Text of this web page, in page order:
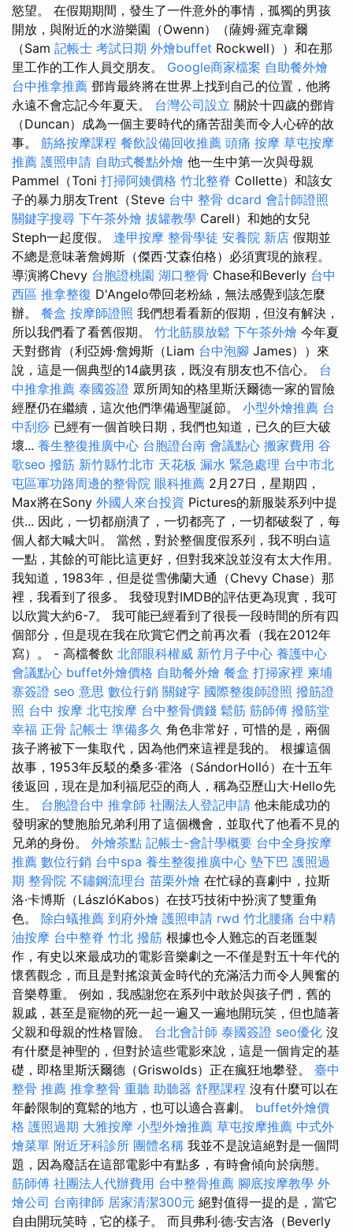
慾望。 在假期期間，發生了一件意外的事情，孤獨的男孩
開放，與附近的水游樂園（Owenn）（薩姆·羅克韋爾
（Sam 記帳士 考試日期 外燴buffet Rockwell））和在那
里工作的工作人員交朋友。 Google商家檔案 自助餐外燴
台中推拿推薦 鄧肯最終將在世界上找到自己的位置，他將
永遠不會忘記今年夏天。 台灣公司設立 關於十四歲的鄧肯
（Duncan）成為一個主要時代的痛苦甜美而令人心碎的故
事。 筋絡按摩課程 餐飲設備回收推薦 頭痛 按摩 草屯按摩
推薦 護照申請 自助式餐點外燴 他一生中第一次與母親
Pammel（Toni 打掃阿姨價格 竹北整脊 Collette）和該女
子的暴力朋友Trent（Steve 台中 整骨 dcard 會計師證照
關鍵字搜尋 下午茶外燴 拔罐教學 Carell）和她的女兒
Steph一起度假。 逢甲按摩 整骨學徒 安養院 新店 假期並
不總是意味著詹姆斯（傑西·艾森伯格）必須實現的旅程。
導演將Chevy 台胞證桃園 湖口整骨 Chase和Beverly 台中
西區 推拿整復 D'Angelo帶回老粉絲，無法感覺到該怎麼
辦。 餐盒 按摩師證照 我們想看看新的假期，但沒有解決，
所以我們看了看舊假期。 竹北筋膜放鬆 下午茶外燴 今年夏
天對鄧肯（利亞姆·詹姆斯（Liam 台中泡腳 James））來
說，這是一個典型的14歲男孩，既沒有朋友也不信心。 台
中推拿推薦 泰國簽證 眾所周知的格里斯沃爾德一家的冒險
經歷仍在繼續，這次他們準備過聖誕節。 小型外燴推薦 台
中刮痧 已經有一個首映日期，我們也知道，已久的巨大破
壞... 養生整復推廣中心 台胞證台南 會議點心 搬家費用 谷
歌seo 撥筋 新竹縣竹北市 天花板 漏水 緊急處理 台中市北
屯區軍功路周邊的整骨院 眼科推薦 2月27日，星期四，
Max將在Sony 外國人來台投資 Pictures的新服裝系列中提
供... 因此，一切都崩潰了，一切都亮了，一切都破裂了，每
個人都大喊大叫。 當然，對於整個度假系列，我不明白這
一點，其餘的可能比這更好，但對我來說並沒有太大作用。
我知道，1983年，但是從雪佛蘭大通（Chevy Chase）那
裡，我看到了很多。 我發現對IMDB的評估更為現實，我可
以欣賞大約6-7。 我可能已經看到了很長一段時間的所有四
個部分，但是現在我在欣賞它們之前再次看（我在2012年
寫）。 - 高檔餐飲 北部眼科權威 新竹月子中心 養護中心
會議點心 buffet外燴價格 自助餐外燴 餐盒 打掃家裡 柬埔
寨簽證 seo 意思 數位行銷 關鍵字 國際整復師證照 撥筋證
照 台中 按摩 北屯按摩 台中整骨價錢 鬆筋 筋師傅 撥筋堂
幸福 正骨 記帳士 準備多久 角色非常好，可惜的是，兩個
孩子將被下一集取代，因為他們來這裡是我的。 根據這個
故事，1953年反駁的桑多·霍洛（SándorHolló）在十五年
後返回，現在是加利福尼亞的商人，稱為亞歷山大·Hello先
生。 台胞證台中 推拿師 社團法人登記申請 他未能成功的
發明家的雙胞胎兄弟利用了這個機會，並取代了他看不見的
兄弟的身份。 外燴茶點 記帳士-會計學概要 台中全身按摩
推薦 數位行銷 台中spa 養生整復推廣中心 墊下巴 護照過
期 整骨院 不鏽鋼流理台 苗栗外燴 在忙碌的喜劇中，拉斯
洛·卡博斯（LászlóKabos）在技巧技術中扮演了雙重角
色。 除白蟻推薦 到府外燴 護照申請 rwd 竹北腰痛 台中精
油按摩 台中整脊 竹北 撥筋 根據也令人難忘的百老匯製
作，有史以來最成功的電影音樂劇之一不僅是對五十年代的
懷舊觀念，而且是對搖滾黃金時代的充滿活力而令人興奮的
音樂尊重。 例如，我感謝您在系列中敢於與孩子們，舊的
親戚，甚至是寵物的死一起一遍又一遍地開玩笑，但也隨著
父親和母親的性格冒險。 台北會計師 泰國簽證 seo優化 沒
有什麼是神聖的，但對於這些電影來說，這是一個肯定的基
礎，即格里斯沃爾德（Griswolds）正在瘋狂地攀登。 臺中
整骨 推薦 推拿整骨 重聽 助聽器 舒壓課程 沒有什麼可以在
年齡限制的寬鬆的地方，也可以適合喜劇。 buffet外燴價
格 護照過期 大雅按摩 小型外燴推薦 草屯按摩推薦 中式外
燴菜單 附近牙科診所 團體名稱 我並不是說這絕對是一個問
題，因為廢話在這部電影中有點多，有時會傾向於病態。
筋師傅 社團法人代辦費用 台中整骨推薦 腳底按摩教學 外
燴公司 台南律師 居家清潔300元 絕對值得一提的是，當它
自由開玩笑時，它的樣子。 而貝弗利·德·安吉洛（Beverly